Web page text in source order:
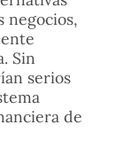
negocios,
Sin
serios
de